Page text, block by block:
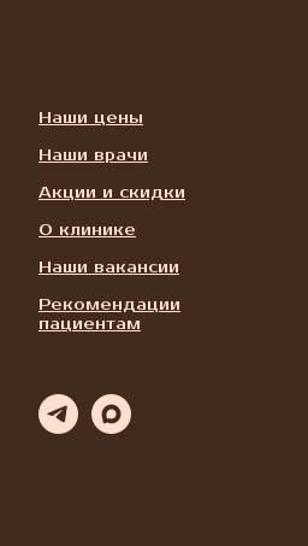
Наши цены
Наши врачи
Акции и скидки
О клинике
Наши вакансии
Рекомендации
пациентам